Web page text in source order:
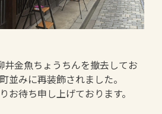
井金魚ちょうちんを撤去してお
並みに再装飾されました。
お待ち申し上げております。